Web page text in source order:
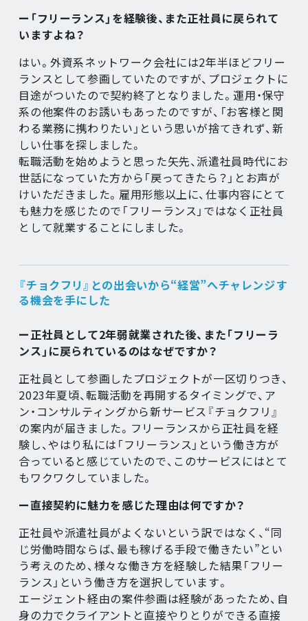
ー「フリーランス」を経験後、また正社員に戻られて
いますよね？
はい。外資系ネットワーク会社には2年半ほどフリー
ランスとして参画していたのですが、プロジェクトに
目途がついたので契約終了となりました。運用・保守
系の他案件のお誘いもあったのですが、「お客様と関
わる業務に携わりたい」という思いが捨てきれず、新
しい仕事を探しました。
転職活動を始めようと思った矢先、派遣社員時代にお
世話になっていた方から「戻ってきたら？」とお声が
けいただきました。雇用形態以上に、仕事内容にとて
も魅力を感じたので「フリーランス」ではなく正社員
として就業することにしました。
『チョクフリ』との出会いから“経営”へチャレンジす
る機会を手にした
ー正社員として2年弱就業された後、また「フリーラ
ンス」に戻られているのはなぜですか？
正社員として参画したプロジェクトが一区切りつき、
2023年夏頃、転職活動を再開するタイミングで、ア
ン・コンサルティングから新サービス『チョクフリ』
の案内が届きました。フリーランスから正社員を経
験し、やはり私には「フリーランス」という働き方が
合っていると感じていたので、このサービスにはとて
もワクワクしていました。
ー直接契約に魅力を感じた理由は何ですか？
正社員や派遣社員がよくないという訳ではなく、“同
じ労働時間ならば、最も稼げる手段で働きたい”とい
う考えのため、様々な働き方を経験した結果「フリー
ランス」という働き方を選択しています。
エージェント経由の案件参画は経験があったため、自
身の力でクライアントと直接やりとりができる直接